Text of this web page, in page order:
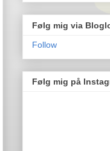
Følg mig via
Follow
Følg mig på